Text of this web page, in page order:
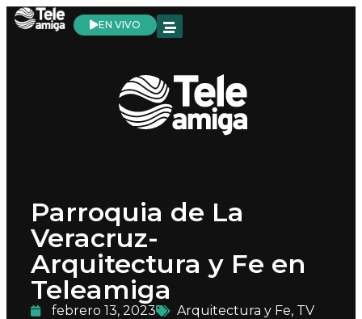
EN VIVO
Parroquia de La
Veracruz-
Arquitectura y Fe en
Teleamiga
febrero 13, 2023 Arquitectura y Fe, TV